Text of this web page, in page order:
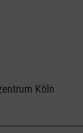
Köln